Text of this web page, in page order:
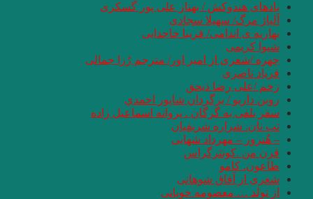
بادهای هندوکش / بهناز علی پور گسکری
آلیاژ مرگ/ سهیلا سجادی
بهاریه ‏ی اندامی/ فریبا حاج‏دایی
شیوا کریمی
چهره /شعری از امیر اور/ مترجم رُزا جمالی
فریاد ناصری
زخم /علی رضا ذیحق
روبن داريو / برگردان شاپور احمدي
سفر بلفی به گرگان . پروانه اسماعیل زاده
تب نان. شراره شریفیان
– هُنرور – مهرداد شهابی
قرن من .کونترگراس
طاعون. کامو
شعری از آفاق شوهانی
از تولد … معصومه خوبانی